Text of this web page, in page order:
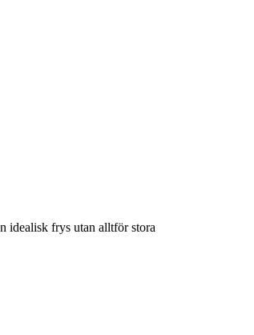
idealisk frys utan alltför stora